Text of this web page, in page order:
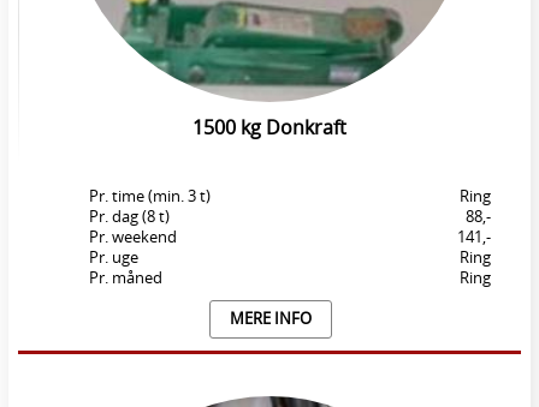
1500 kg Donkraft
Pr. time (min. 3 t)
Ring
Pr. dag (8 t)
88,-
Pr. weekend
141,-
Pr. uge
Ring
Pr. måned
Ring
MERE INFO